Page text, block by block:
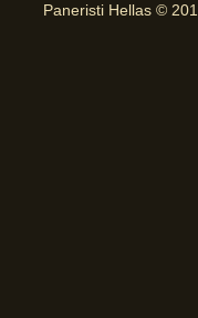
Paneristi Hellas ©